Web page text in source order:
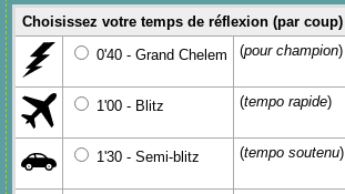
Choisissez votre temps de réflexion (par coup)
0'40 - Grand Chelem
(pour champion)
1'00 - Blitz (tempo rapide)
1'30 - Semi-blitz (tempo soutenu)